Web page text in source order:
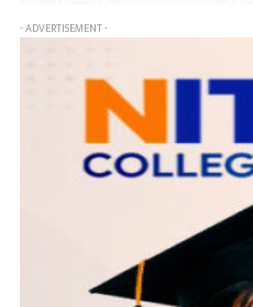
- ADVERTISEMENT -